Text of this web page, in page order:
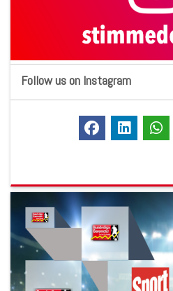
Follow us on Instagram